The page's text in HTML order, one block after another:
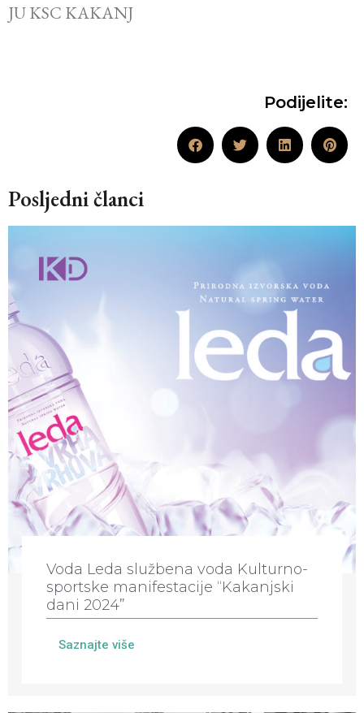
JU KSC KAKANJ
Podijelite:
Posljedni članci
Voda Leda službena voda Kulturno-
sportske manifestacije “Kakanjski
dani 2024”
Saznajte više